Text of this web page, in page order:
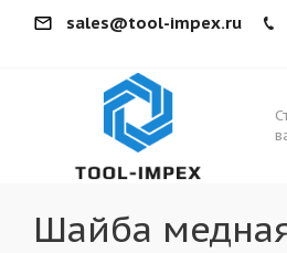
sales@tool-impex.ru
Шайба